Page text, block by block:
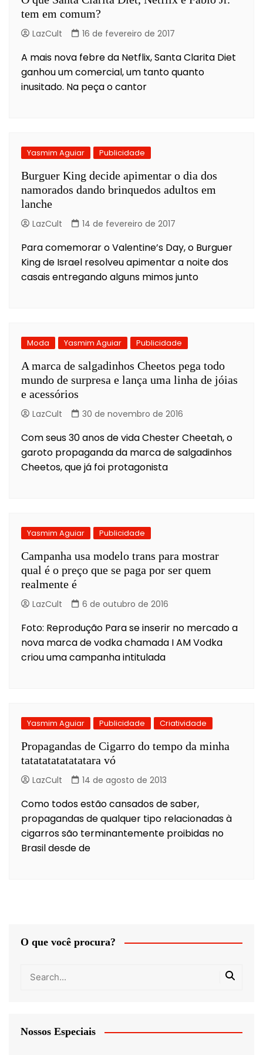
tem em comum?
LazCult 16 de fevereiro de 2017
A mais nova febre da Netflix, Santa Clarita Diet
ganhou um comercial, um tanto quanto
inusitado. Na peça o cantor
Yasmim Aguiar Publicidade
Burguer King decide apimentar o dia dos
namorados dando brinquedos adultos em
lanche
LazCult 14 de fevereiro de 2017
Para comemorar o Valentine’s Day, o Burguer
King de Israel resolveu apimentar a noite dos
casais entregando alguns mimos junto
Moda Yasmim Aguiar Publicidade
A marca de salgadinhos Cheetos pega todo
mundo de surpresa e lança uma linha de jóias
e acessórios
LazCult 30 de novembro de 2016
Com seus 30 anos de vida Chester Cheetah, o
garoto propaganda da marca de salgadinhos
Cheetos, que já foi protagonista
Yasmim Aguiar Publicidade
Campanha usa modelo trans para mostrar
qual é o preço que se paga por ser quem
realmente é
LazCult 6 de outubro de 2016
Foto: Reprodução Para se inserir no mercado a
nova marca de vodka chamada I AM Vodka
criou uma campanha intitulada
Yasmim Aguiar Publicidade Criatividade
Propagandas de Cigarro do tempo da minha
tatatatatatatatara vó
LazCult 14 de agosto de 2013
Como todos estão cansados de saber,
propagandas de qualquer tipo relacionadas à
cigarros são terminantemente proibidas no
Brasil desde de
O que você procura?
Nossos Especiais